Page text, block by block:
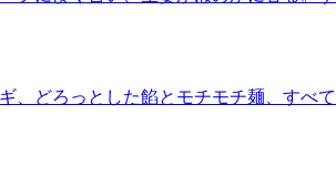
、どろっとした餡とモチモチ麺、すべ